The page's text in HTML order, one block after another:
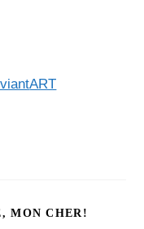
ART
MON CHER!